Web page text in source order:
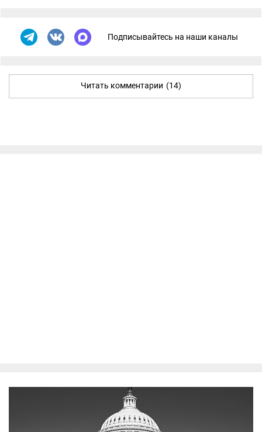
Подписывайтесь на наши каналы
Читать комментарии (14)